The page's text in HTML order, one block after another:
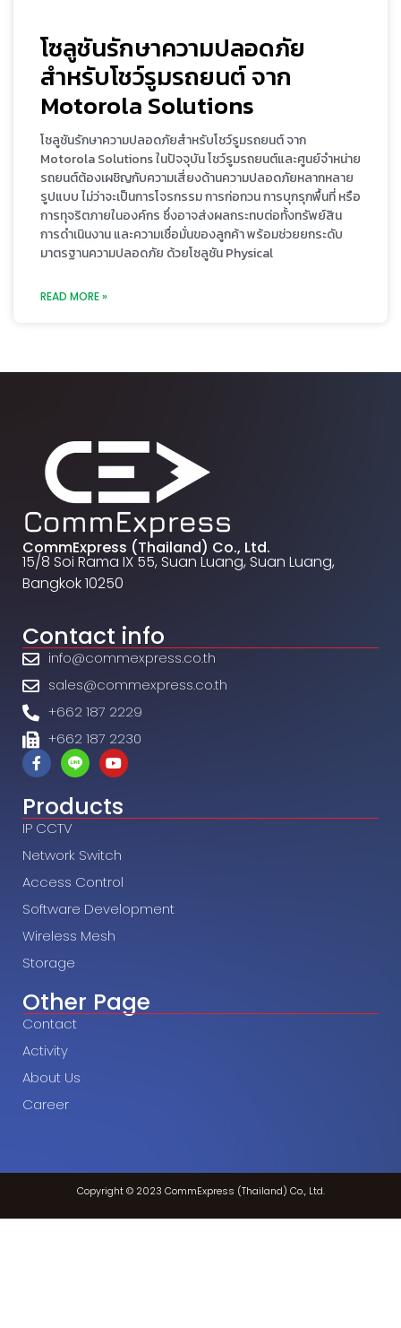
โซลูชันรักษาความปลอดภัย
สำหรับโชว์รูมรถยนต์ จาก
Motorola Solutions
โซลูชันรักษาความปลอดภัยสำหรับโชว์รูมรถยนต์ จาก
Motorola Solutions ในปัจจุบัน โชว์รูมรถยนต์และศูนย์จำหน่าย
รถยนต์ต้องเผชิญกับความเสี่ยงด้านความปลอดภัยหลากหลาย
รูปแบบ ไม่ว่าจะเป็นการโจรกรรม การก่อกวน การบุกรุกพื้นที่ หรือ
การทุจริตภายในองค์กร ซึ่งอาจส่งผลกระทบต่อทั้งทรัพย์สิน
การดำเนินงาน และความเชื่อมั่นของลูกค้า พร้อมช่วยยกระดับ
มาตรฐานความปลอดภัย ด้วยโซลูชัน Physical
READ MORE »
CommExpress (Thailand) Co., Ltd.
15/8 Soi Rama IX 55, Suan Luang, Suan Luang,
Bangkok 10250
Contact info
info@commexpress.co.th
sales@commexpress.co.th
+662 187 2229
+662 187 2230
Products
IP CCTV
Network Switch
Access Control
Software Development
Wireless Mesh
Storage
Other Page
Contact
Activity
About Us
Career
Copyright © 2023 CommExpress (Thailand) Co., Ltd.